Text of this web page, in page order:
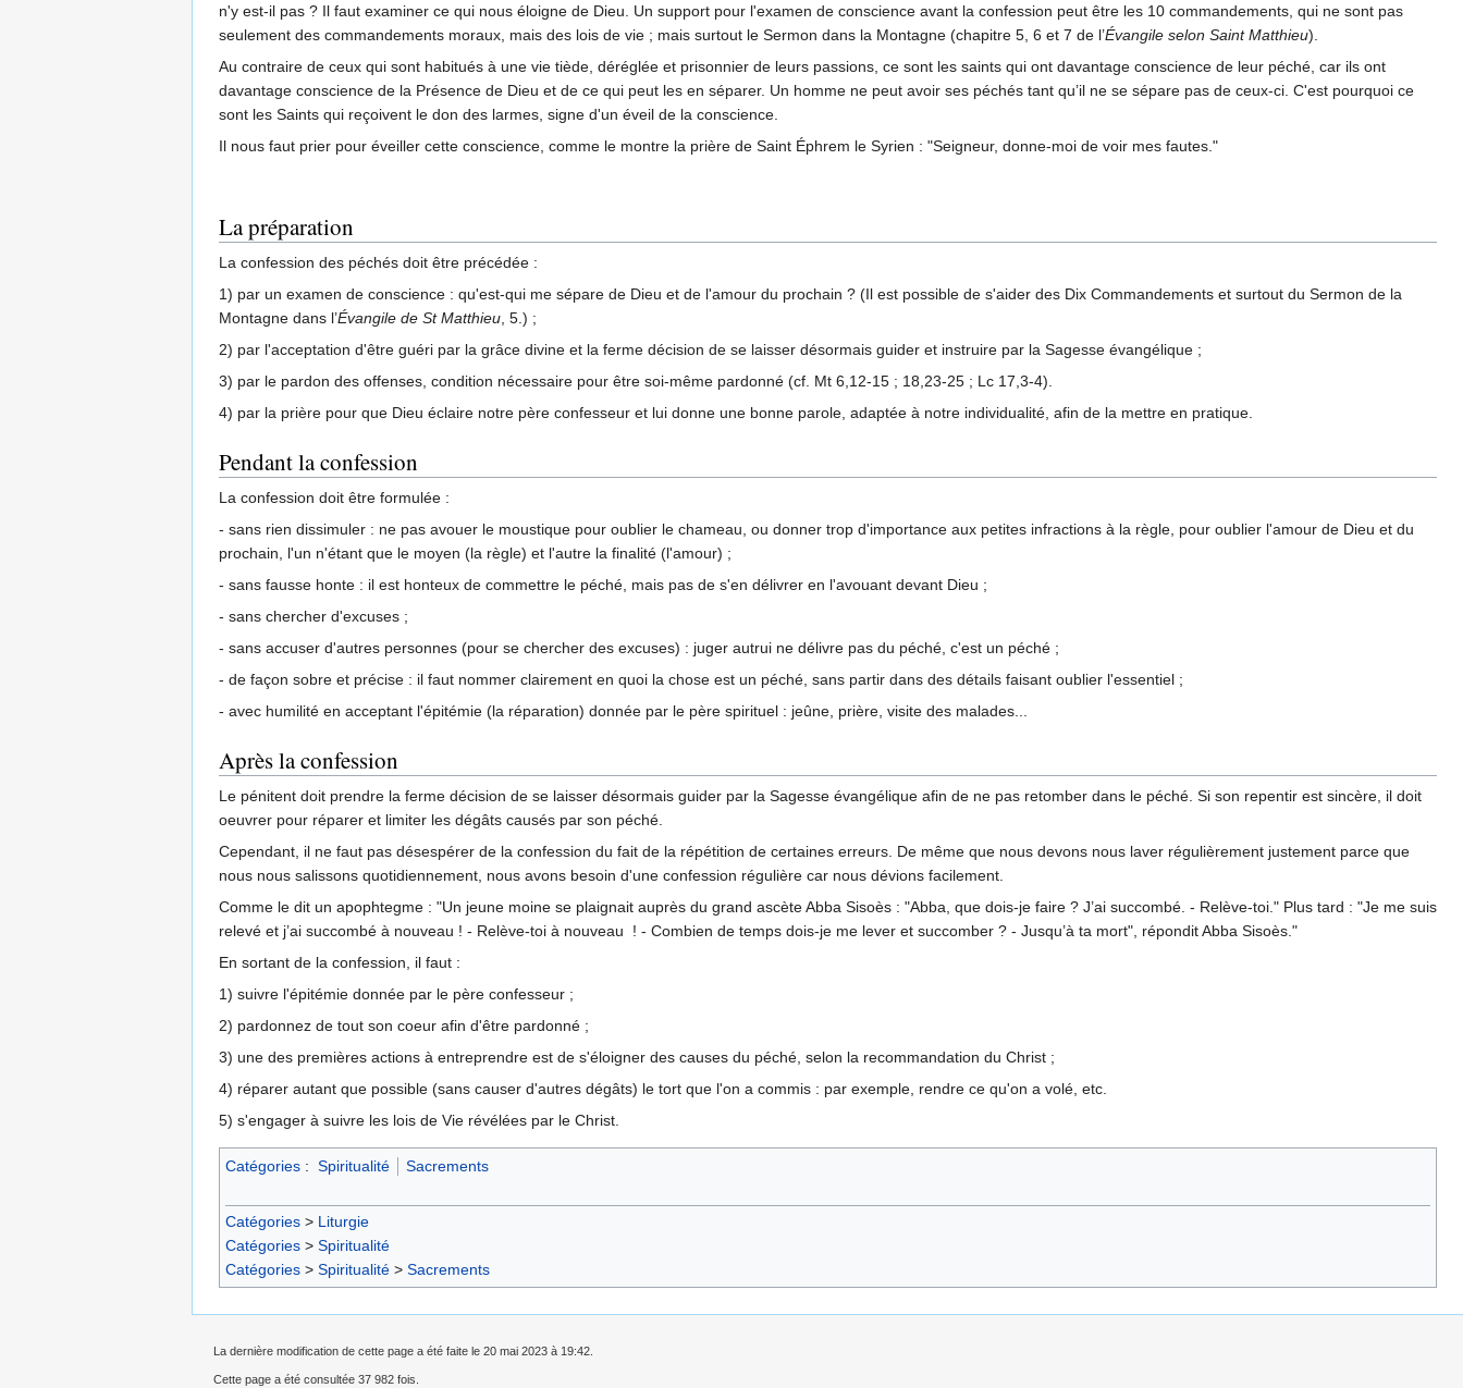
n'y est-il pas ? Il faut examiner ce qui nous éloigne de Dieu. Un support pour l'examen de conscience avant la confession peut être les 10 commandements, qui ne sont pas
seulement des commandements moraux, mais des lois de vie ; mais surtout le Sermon dans la Montagne (chapitre 5, 6 et 7 de l’Évangile selon Saint Matthieu).
Au contraire de ceux qui sont habitués à une vie tiède, déréglée et prisonnier de leurs passions, ce sont les saints qui ont davantage conscience de leur péché, car ils ont
davantage conscience de la Présence de Dieu et de ce qui peut les en séparer. Un homme ne peut avoir ses péchés tant qu’il ne se sépare pas de ceux-ci. C'est pourquoi ce
sont les Saints qui reçoivent le don des larmes, signe d'un éveil de la conscience.
Il nous faut prier pour éveiller cette conscience, comme le montre la prière de Saint Éphrem le Syrien : "Seigneur, donne-moi de voir mes fautes."
La préparation
La confession des péchés doit être précédée :
1) par un examen de conscience : qu'est-qui me sépare de Dieu et de l'amour du prochain ? (Il est possible de s'aider des Dix Commandements et surtout du Sermon de la
Montagne dans l’Évangile de St Matthieu, 5.) ;
2) par l'acceptation d'être guéri par la grâce divine et la ferme décision de se laisser désormais guider et instruire par la Sagesse évangélique ;
3) par le pardon des offenses, condition nécessaire pour être soi-même pardonné (cf. Mt 6,12-15 ; 18,23-25 ; Lc 17,3-4).
4) par la prière pour que Dieu éclaire notre père confesseur et lui donne une bonne parole, adaptée à notre individualité, afin de la mettre en pratique.
Pendant la confession
La confession doit être formulée :
- sans rien dissimuler : ne pas avouer le moustique pour oublier le chameau, ou donner trop d'importance aux petites infractions à la règle, pour oublier l'amour de Dieu et du
prochain, l'un n'étant que le moyen (la règle) et l'autre la finalité (l'amour) ;
- sans fausse honte : il est honteux de commettre le péché, mais pas de s'en délivrer en l'avouant devant Dieu ;
- sans chercher d'excuses ;
- sans accuser d'autres personnes (pour se chercher des excuses) : juger autrui ne délivre pas du péché, c'est un péché ;
- de façon sobre et précise : il faut nommer clairement en quoi la chose est un péché, sans partir dans des détails faisant oublier l'essentiel ;
- avec humilité en acceptant l'épitémie (la réparation) donnée par le père spirituel : jeûne, prière, visite des malades...
Après la confession
Le pénitent doit prendre la ferme décision de se laisser désormais guider par la Sagesse évangélique afin de ne pas retomber dans le péché. Si son repentir est sincère, il doit
oeuvrer pour réparer et limiter les dégâts causés par son péché.
Cependant, il ne faut pas désespérer de la confession du fait de la répétition de certaines erreurs. De même que nous devons nous laver régulièrement justement parce que
nous nous salissons quotidiennement, nous avons besoin d'une confession régulière car nous dévions facilement.
Comme le dit un apophtegme : "Un jeune moine se plaignait auprès du grand ascète Abba Sisoès : "Abba, que dois-je faire ? J’ai succombé. - Relève-toi." Plus tard : "Je me suis
relevé et j’ai succombé à nouveau ! - Relève-toi à nouveau ! - Combien de temps dois-je me lever et succomber ? - Jusqu’à ta mort", répondit Abba Sisoès."
En sortant de la confession, il faut :
1) suivre l'épitémie donnée par le père confesseur ;
2) pardonnez de tout son coeur afin d'être pardonné ;
3) une des premières actions à entreprendre est de s'éloigner des causes du péché, selon la recommandation du Christ ;
4) réparer autant que possible (sans causer d'autres dégâts) le tort que l'on a commis : par exemple, rendre ce qu'on a volé, etc.
5) s'engager à suivre les lois de Vie révélées par le Christ.
Catégories : Spiritualité Sacrements
Catégories > Liturgie
Catégories > Spiritualité
Catégories > Spiritualité > Sacrements
La dernière modification de cette page a été faite le 20 mai 2023 à 19:42.
Cette page a été consultée 37 982 fois.